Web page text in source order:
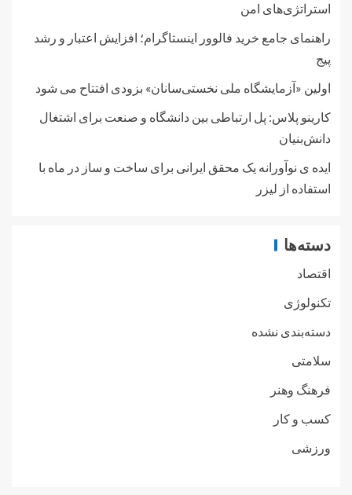
استراتژی‌های امن
راهنمای جامع خرید فالوور اینستاگرام؛ افزایش اعتبار و رشد
پیج
اولین «آزمایشگاه ملی نخستی‌سانان» بزودی افتتاح می شود
کارینو پلاس: پل ارتباطی بین دانشگاه و صنعت برای اشتغال
دانش‌بنیان
ایده ی نوآورانه یک محقق ایرانی برای ساخت و ساز در ماه با
استفاده از لیزر
دسته‌ها
اقتصاد
تکنولوژی
دسته‌بندی نشده
سلامتی
فرهنگ وهنر
کسب و کار
ورزشی